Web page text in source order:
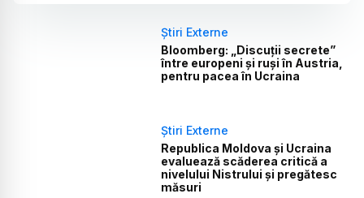
Știri Externe
Bloomberg: „Discuții secrete”
între europeni și ruși în Austria,
pentru pacea în Ucraina
Știri Externe
Republica Moldova și Ucraina
evaluează scăderea critică a
nivelului Nistrului și pregătesc
măsuri